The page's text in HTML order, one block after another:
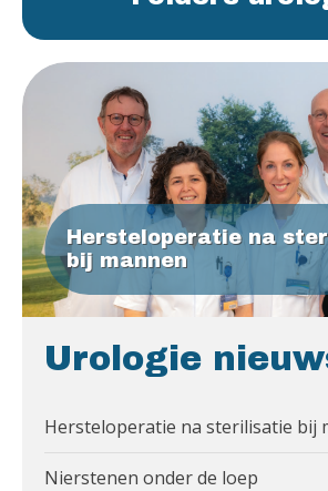
Hersteloperatie na
bij mannen
Urologie
Hersteloperatie na sterilisatie bij
Nierstenen onder de loep